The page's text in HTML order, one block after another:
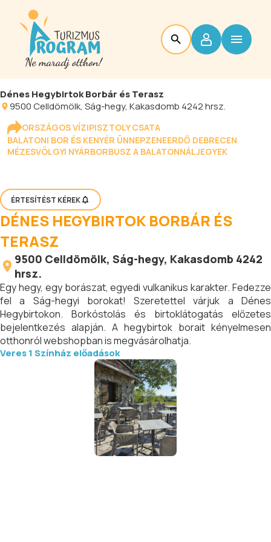
Dénes Hegybirtok Borbár és Terasz
9500Celldömölk, Ság-hegy, Kakasdomb 4242 hrsz.
ORSZÁGOS VÍZIPISZTOLY CSATA
BALATONI BOR ÉS KENYÉR ÜNNEPZENEERDŐ DEBRECEN
MÉZESVÖLGYI NYÁRBORBUSZ A BALATONNÁLJEGYEK
ÉRTESÍTÉST KÉREK
DÉNES HEGYBIRTOK BORBÁR ÉS
TERASZ
9500 Celldömölk, Ság-hegy, Kakasdomb 4242
hrsz.
Egy hegy, egy borászat, egyedi vulkanikus karakter. Fedezze
fel a Ság-hegyi borokat! Szeretettel várjuk a Dénes
Hegybirtokon. Borkóstolás és birtoklátogatás előzetes
bejelentkezés alapján. A hegybirtok borait kényelmesen
otthonról webshopban is megvásárolhatja.
Veres 1 Színház előadások